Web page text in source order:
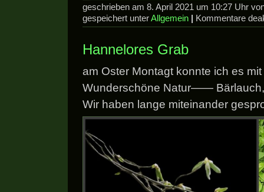
geschrieben am 8. April 2021 um 10:27 Uhr
gespeichert unterAllgemein Kommentare
Hannelores Grab
am Oster Montagt konnte ich es
Wunderschöne Natur——
Wir haben lange miteinander